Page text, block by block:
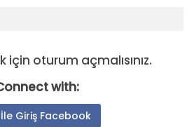
için oturum açmalısınız.
with:
İle Giriş Facebook